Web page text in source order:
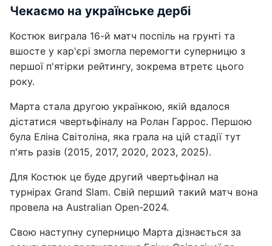
Чекаємо на українське дербі
Костюк виграла 16-й матч поспіль на грунті та
вшосте у кар'єрі змогла перемогти суперницю з
першої п'ятірки рейтингу, зокрема втретє цього
року.
Марта стала другою українкою, якій вдалося
дістатися чвертьфіналу на Ролан Гаррос. Першою
була Еліна Світоліна, яка грала на цій стадії тут
п'ять разів (2015, 2017, 2020, 2023, 2025).
Для Костюк це буде другий чвертьфінал на
турнірах Grand Slam. Свій перший такий матч вона
провела на Australian Open-2024.
Свою наступну суперницю Марта дізнається за